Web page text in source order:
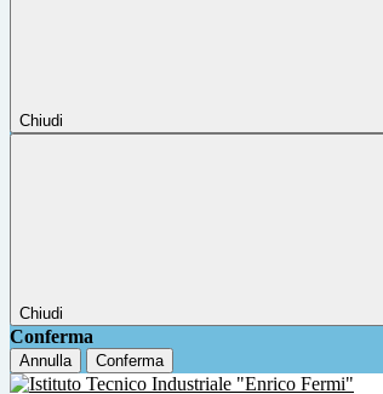
Chiudi
Chiudi
Conferma
Annulla Conferma